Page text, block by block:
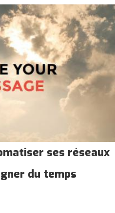
ses réseaux
du temps